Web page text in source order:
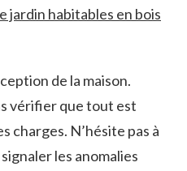
jardin habitables en bois
de la maison.
vérifier que tout est
charges. N’hésite pas à
les anomalies